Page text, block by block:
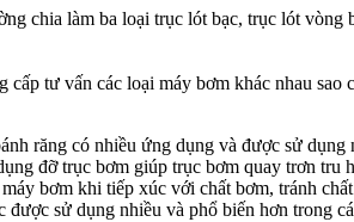
chia làm ba loại trục lót bạc, trục lót
tư vấn các loại máy bơm khác nhau sao
răng có nhiều ứng dụng và được sử
đỡ trục bơm giúp trục bơm quay trơn
bơm khi tiếp xúc với chất bơm, tránh
sử dụng nhiều và phổ biến hơn trong